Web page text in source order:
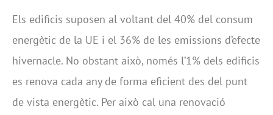
Els edificis suposen al voltant del 40% del consum
energètic de la UE i el 36% de les emissions d’efecte
hivernacle. No obstant això, només l’1% dels edificis
es renova cada any de forma eficient des del punt
de vista energètic. Per això cal una renovació